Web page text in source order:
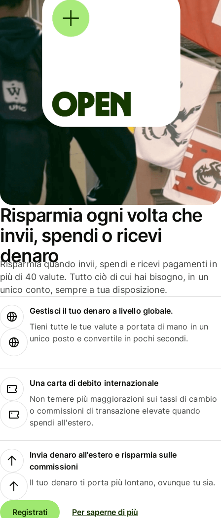
Risparmia ogni volta che
invii, spendi o ricevi
denaro
Risparmia quando invii, spendi e ricevi pagamenti in
più di 40 valute. Tutto ciò di cui hai bisogno, in un
unico conto, sempre a tua disposizione.
Gestisci il tuo denaro a livello globale.
Tieni tutte le tue valute a portata di mano in un
unico posto e convertile in pochi secondi.
Una carta di debito internazionale
Non temere più maggiorazioni sui tassi di cambio
o commissioni di transazione elevate quando
spendi all'estero.
Invia denaro all'estero e risparmia sulle
commissioni
Il tuo denaro ti porta più lontano, ovunque tu sia.
Registrati Per saperne di più